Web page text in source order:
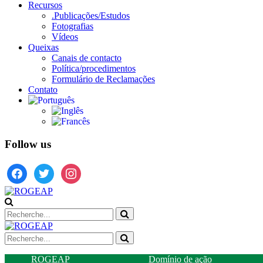
Recursos
.Publicações/Estudos
Fotografias
Vídeos
Queixas
Canais de contacto
Política/procedimentos
Formulário de Reclamações
Contato
Follow us
facebooktwitter instagram
ROGEAP
Domínio de ação